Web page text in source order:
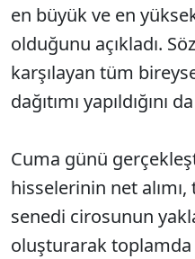
en büyük ve en
olduğunu açıkladı.
karşılayan tüm
dağıtımı yapıldığını
Cuma günü
hisselerinin net
senedi cirosunun
oluşturarak